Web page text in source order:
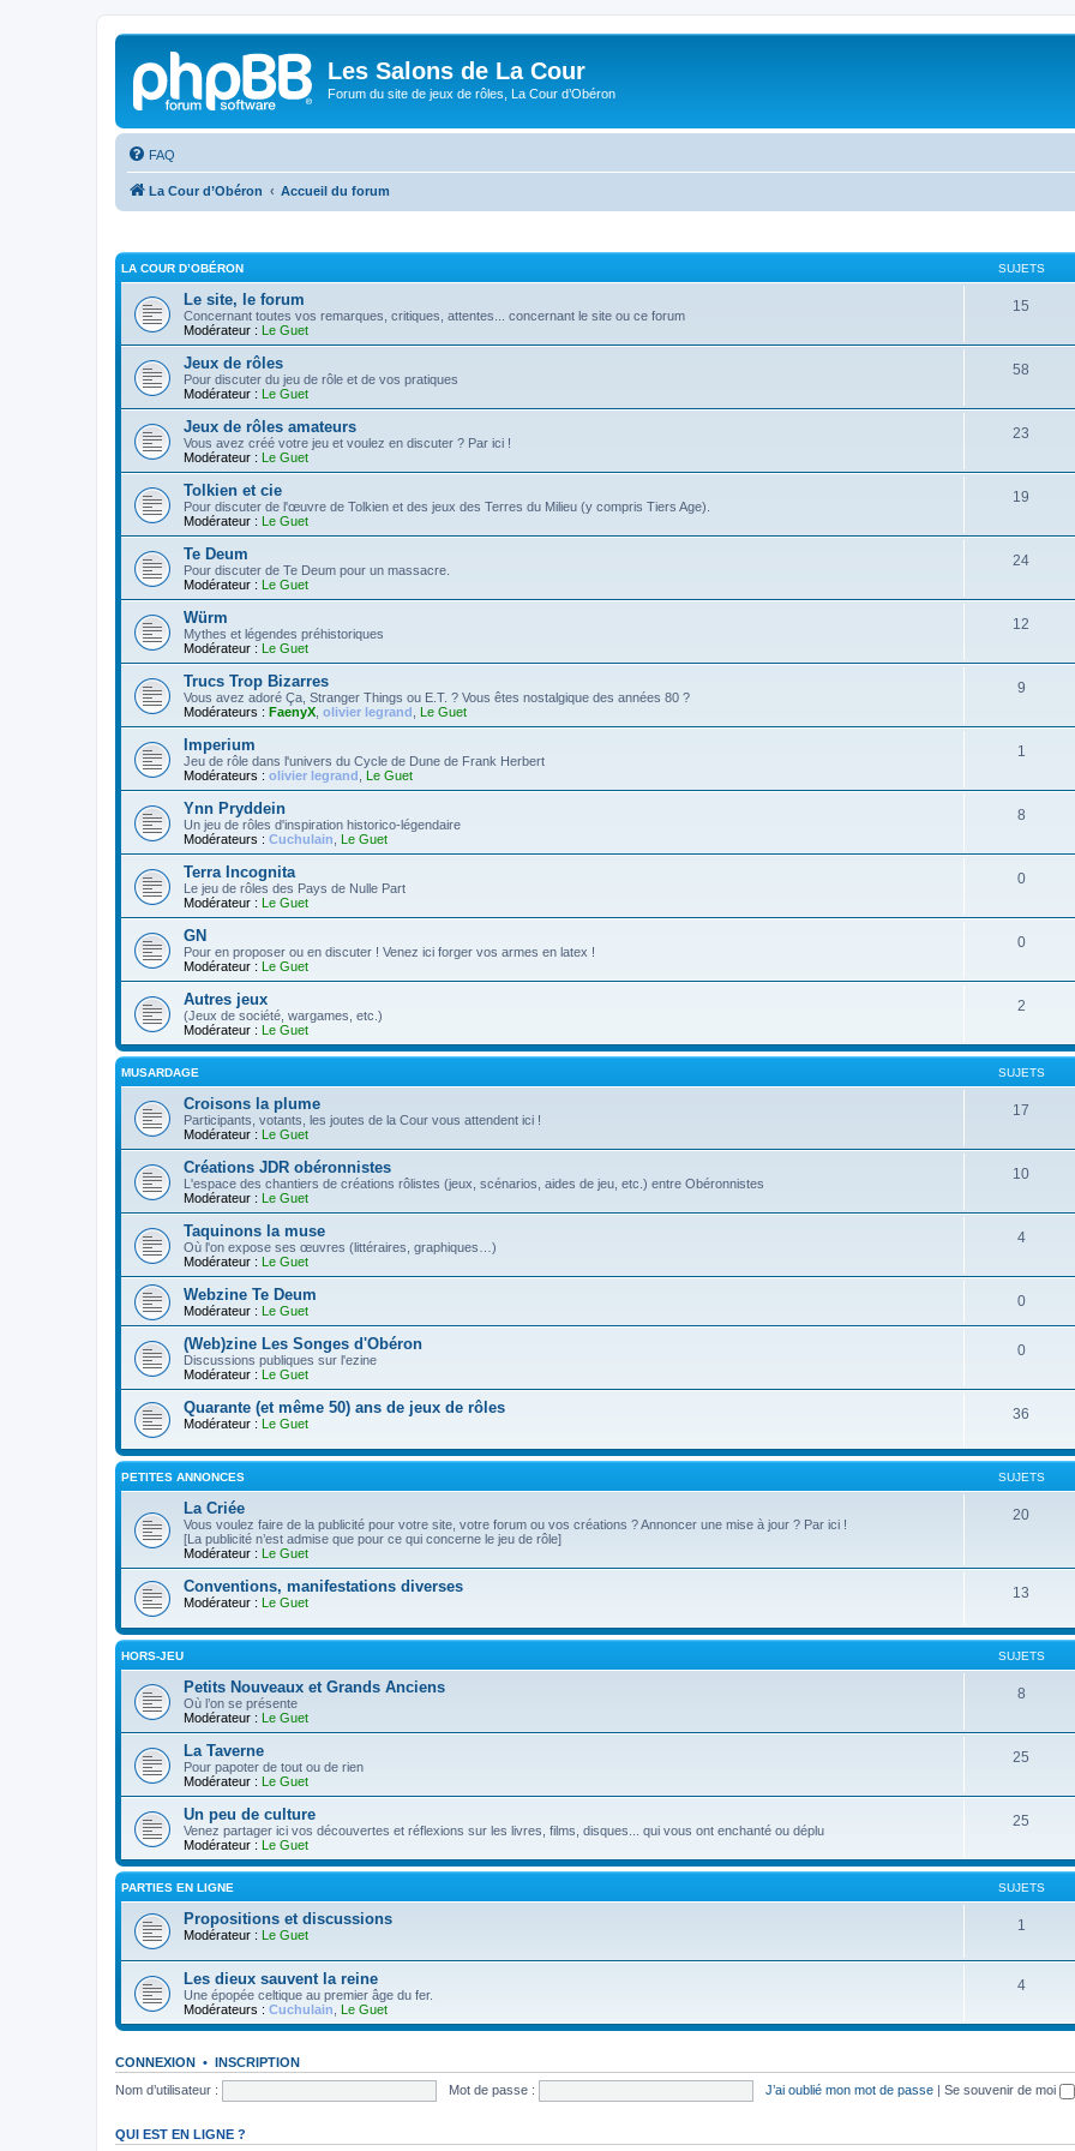
Les Salons de La Cour
Forum du site de jeux de rôles, La Cour d’Obéron
FAQ
La Cour d’Obéron Accueil du forum
LA COUR D’OBÉRON SUJETS
Le site, le forum
Concernant toutes vos remarques, critiques, attentes... concernant le site ou ce forum
Modérateur : Le Guet
15
Jeux de rôles
Pour discuter du jeu de rôle et de vos pratiques
Modérateur : Le Guet
58
Jeux de rôles amateurs
Vous avez créé votre jeu et voulez en discuter ? Par ici !
Modérateur : Le Guet
23
Tolkien et cie
Pour discuter de l'œuvre de Tolkien et des jeux des Terres du Milieu (y compris Tiers Age).
Modérateur : Le Guet
19
Te Deum
Pour discuter de Te Deum pour un massacre.
Modérateur : Le Guet
24
Würm
Mythes et légendes préhistoriques
Modérateur : Le Guet
12
Trucs Trop Bizarres
Vous avez adoré Ça, Stranger Things ou E.T. ? Vous êtes nostalgique des années 80 ?
Modérateurs : FaenyX olivier legrand Le Guet
9
Imperium
Jeu de rôle dans l'univers du Cycle de Dune de Frank Herbert
Modérateurs : olivier legrand Le Guet
1
Ynn Pryddein
Un jeu de rôles d'inspiration historico-légendaire
Modérateurs : Cuchulain Le Guet
8
Terra Incognita
Le jeu de rôles des Pays de Nulle Part
Modérateur : Le Guet
0
GN
Pour en proposer ou en discuter ! Venez ici forger vos armes en latex !
Modérateur : Le Guet
0
Autres jeux
(Jeux de société, wargames, etc.)
Modérateur : Le Guet
2
MUSARDAGE SUJETS
Croisons la plume
Participants, votants, les joutes de la Cour vous attendent ici !
Modérateur : Le Guet
17
Créations JDR obéronnistes
L'espace des chantiers de créations rôlistes (jeux, scénarios, aides de jeu, etc.) entre Obéronnistes
Modérateur : Le Guet
10
Taquinons la muse
Où l'on expose ses œuvres (littéraires, graphiques…)
Modérateur : Le Guet
4
Webzine Te Deum
Modérateur : Le Guet
0
(Web)zine Les Songes d'Obéron
Discussions publiques sur l'ezine
Modérateur : Le Guet
0
Quarante (et même 50) ans de jeux de rôles
Modérateur : Le Guet
36
PETITES ANNONCES SUJETS
La Criée
Vous voulez faire de la publicité pour votre site, votre forum ou vos créations ? Annoncer une mise à jour ? Par ici !
[La publicité n’est admise que pour ce qui concerne le jeu de rôle]
Modérateur : Le Guet
20
Conventions, manifestations diverses
Modérateur : Le Guet
13
HORS-JEU SUJETS
Petits Nouveaux et Grands Anciens
Où l’on se présente
Modérateur : Le Guet
8
La Taverne
Pour papoter de tout ou de rien
Modérateur : Le Guet
25
Un peu de culture
Venez partager ici vos découvertes et réflexions sur les livres, films, disques... qui vous ont enchanté ou déplu
Modérateur : Le Guet
25
PARTIES EN LIGNE SUJETS
Propositions et discussions
Modérateur : Le Guet
1
Les dieux sauvent la reine
Une épopée celtique au premier âge du fer.
Modérateurs : Cuchulain Le Guet
4
CONNEXION • INSCRIPTION
Nom d’utilisateur :
Mot de passe : J’ai oublié mon mot de passe | Se souvenir de moi
QUI EST EN LIGNE ?